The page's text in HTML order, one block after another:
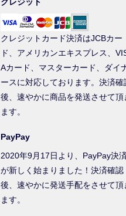
クレジットカード決済はJCBカー
ド、アメリカンエキスプレス、
Aカード、マスターカード、ダイ
ースに対応しております。決済確
後、速やかに商品を発送させて頂
ます。
PayPay
2020年9月17日より、PayPay決
が新しく始まりました！決済確認
後、速やかに発送手配をさせて頂
ます。